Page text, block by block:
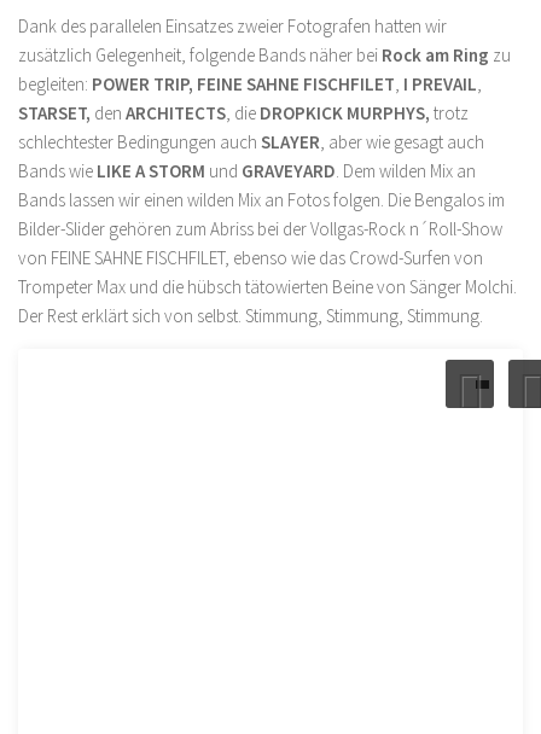
Dank des parallelen Einsatzes zweier Fotografen hatten wir
zusätzlich Gelegenheit, folgende Bands näher bei Rock am Ring zu
begleiten: POWER TRIP, FEINE SAHNE FISCHFILET, I PREVAIL,
STARSET, den ARCHITECTS, die DROPKICK MURPHYS, trotz
schlechtester Bedingungen auch SLAYER, aber wie gesagt auch
Bands wie LIKE A STORM und GRAVEYARD. Dem wilden Mix an
Bands lassen wir einen wilden Mix an Fotos folgen. Die Bengalos im
Bilder-Slider gehören zum Abriss bei der Vollgas-Rock n´Roll-Show
von FEINE SAHNE FISCHFILET, ebenso wie das Crowd-Surfen von
Trompeter Max und die hübsch tätowierten Beine von Sänger Molchi.
Der Rest erklärt sich von selbst. Stimmung, Stimmung, Stimmung.